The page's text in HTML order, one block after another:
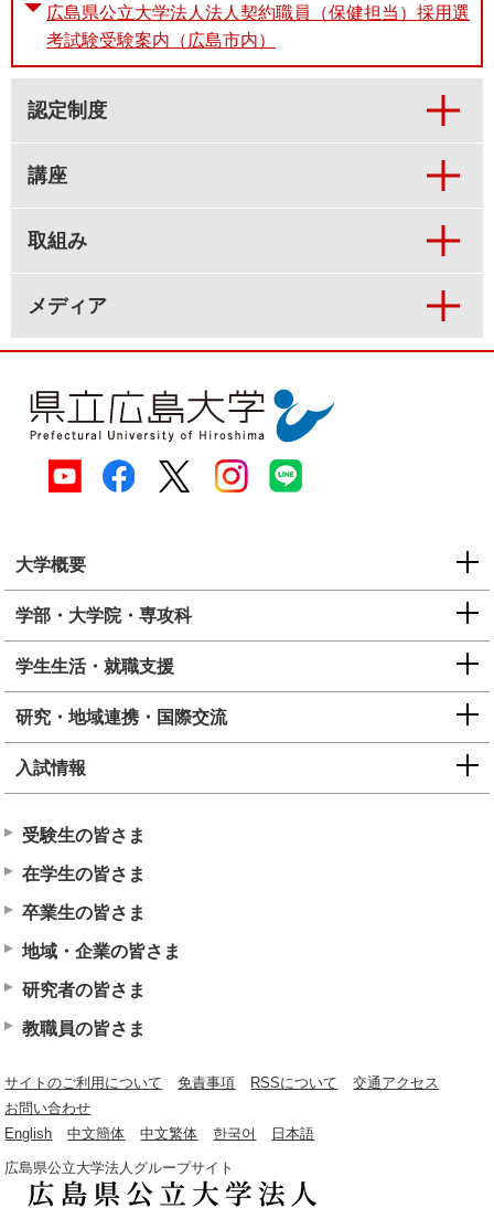
広島県公立大学法人法人契約職員（保健担当）採用選
考試験受験案内（広島市内）
認定制度
講座
取組み
メディア
大学概要
学部・大学院・専攻科
学生生活・就職支援
研究・地域連携・国際交流
入試情報
受験生の皆さま
在学生の皆さま
卒業生の皆さま
地域・企業の皆さま
研究者の皆さま
教職員の皆さま
サイトのご利用について 免責事項 RSSについて
交通アクセス
お問い合わせ
English
中文簡体 中文繁体 한국어 日本語
広島県公立大学法人グループサイト